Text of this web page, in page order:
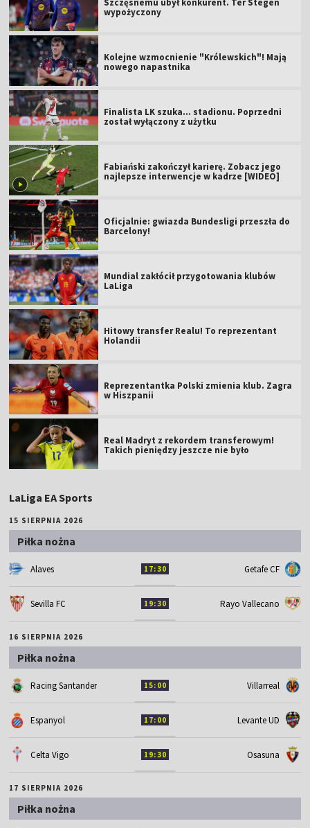
wypożyczony
Kolejne wzmocnienie "Królewskich"! Mają
nowego napastnika
Finalista LK szuka... stadionu. Poprzedni
został wyłączony z użytku
Fabiański zakończył karierę. Zobacz jego
najlepsze interwencje w kadrze [WIDEO]
Oficjalnie: gwiazda Bundesligi przeszła do
Barcelony!
Mundial zakłócił przygotowania klubów
LaLiga
Hitowy transfer Realu! To reprezentant
Holandii
Reprezentantka Polski zmienia klub. Zagra
w Hiszpanii
Real Madryt z rekordem transferowym!
Takich pieniędzy jeszcze nie było
LaLiga EA Sports
15 SIERPNIA 2026
Piłka nożna
Alaves 17:30 Getafe CF
Sevilla FC 19:30 Rayo Vallecano
16 SIERPNIA 2026
Piłka nożna
Racing Santander 15:00 Villarreal
Espanyol 17:00 Levante UD
Celta Vigo 19:30 Osasuna
17 SIERPNIA 2026
Piłka nożna